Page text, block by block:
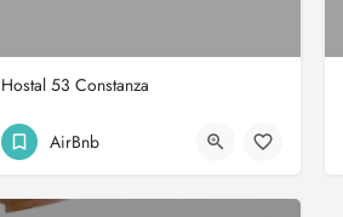
Hostal 53 Constanza
AirBnb